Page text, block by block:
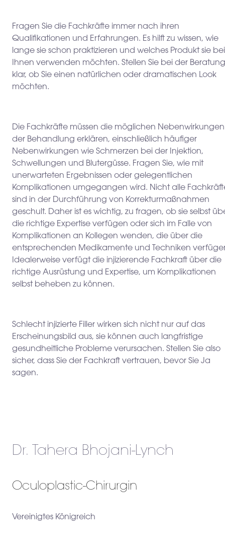
Fragen Sie die Fachkräfte immer nach ihren
Qualifikationen und Erfahrungen. Es hilft zu wissen, wie
lange sie schon praktizieren und welches Produkt sie bei
Ihnen verwenden möchten. Stellen Sie bei der Beratung
klar, ob Sie einen natürlichen oder dramatischen Look
möchten.
Die Fachkräfte müssen die möglichen Nebenwirkungen
der Behandlung erklären, einschließlich häufiger
Nebenwirkungen wie Schmerzen bei der Injektion,
Schwellungen und Blutergüsse. Fragen Sie, wie mit
unerwarteten Ergebnissen oder gelegentlichen
Komplikationen umgegangen wird. Nicht alle
sind in der Durchführung von Korrekturmaßnahmen
geschult. Daher ist es wichtig, zu fragen, ob sie selbst
die richtige Expertise verfügen oder sich im Falle von
Komplikationen an Kollegen wenden, die über die
entsprechenden Medikamente und Techniken
Idealerweise verfügt die injizierende Fachkraft über die
richtige Ausrüstung und Expertise, um Komplikationen
selbst beheben zu können.
Schlecht injizierte Filler wirken sich nicht nur auf das
Erscheinungsbild aus, sie können auch langfristige
gesundheitliche Probleme verursachen. Stellen Sie also
sicher, dass Sie der Fachkraft vertrauen, bevor Sie Ja
sagen.
Dr. Tahera Bhojani-Lynch
Oculoplastic-Chirurgin
Vereinigtes Königreich